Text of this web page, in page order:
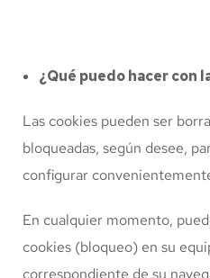
¿Qué puedo hacer con
Las cookies pueden ser
bloqueadas, según desee,
configurar
En cualquier momento,
cookies (bloqueo) en su
correspondiente de su